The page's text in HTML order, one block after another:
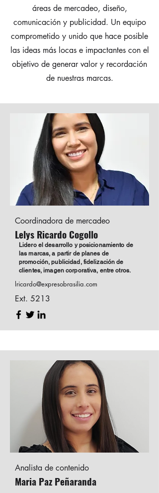
áreas de mercadeo, diseño,
comunicación y publicidad. Un equipo
comprometido y unido que hace posible
las ideas más locas e impactantes con el
objetivo de generar valor y recordación
de nuestras marcas.
Coordinadora de mercadeo
Lelys Ricardo Cogollo
Lidero el desarrollo y posicionamiento de
las marcas, a partir de planes de
promoción, publicidad, fidelización de
clientes, imagen corporativa, entre otros.
lricardo@expresobrasilia.com
Ext. 5213
Analista de contenido
Maria Paz Peñaranda